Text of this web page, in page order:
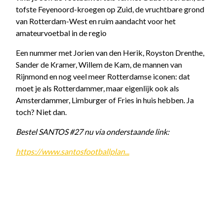
tofste Feyenoord-kroegen op Zuid, de vruchtbare grond
van Rotterdam-West en ruim aandacht voor het
amateurvoetbal in de regio
Een nummer met Jorien van den Herik, Royston Drenthe,
Sander de Kramer, Willem de Kam, de mannen van
Rijnmond en nog veel meer Rotterdamse iconen: dat
moet je als Rotterdammer, maar eigenlijk ook als
Amsterdammer, Limburger of Fries in huis hebben. Ja
toch? Niet dan.
Bestel SANTOS #27 nu via onderstaande link:
https://www.santosfootballplan...